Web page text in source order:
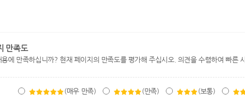
만족도
에 만족하십니까? 현재 페이지의 만족도를 평가해 주십시오. 의견을 수렴하여 빠른
(매우 만족) (만족) (보통)